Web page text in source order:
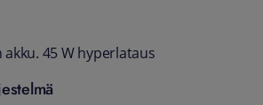
akku. 45 W hyperlataus